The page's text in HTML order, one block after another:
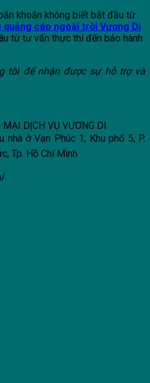
khoăn không biết bắt đầu từ
quảng cáo ngoài trời Vương Di
từ tư vấn thực thi đến bảo hành
tôi để nhận được sự hỗ trợ và
DỊCH VỤ VƯƠNG DI
ở Vạn Phúc 1, Khu phố 5, P.
Tp. Hồ Chí Minh